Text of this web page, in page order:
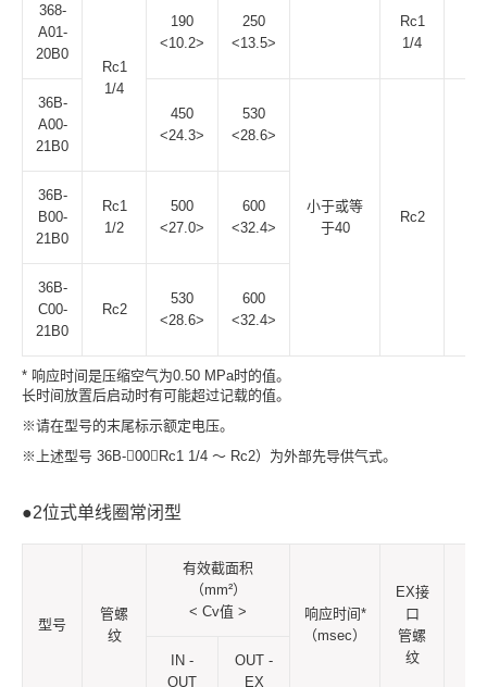
368-
A01-
20B0
Rc1
1/4
190
<10.2>
250
<13.5>
Rc1
1/4
36B-
A00-
21B0
450
<24.3>
530
<28.6>
小于或等
于40
Rc2
36B-
B00-
21B0
Rc1
1/2
500
<27.0>
600
<32.4>
36B-
C00-
21B0
Rc2
530
<28.6>
600
<32.4>
* 响应时间是压缩空气为0.50 MPa时的值。
长时间放置后启动时有可能超过记载的值。
※请在型号的末尾标示额定电压。
※上述型号 36B-00（Rc1 1/4 ～ Rc2）为外部先导供气式。
●2位式单线圈常闭型
型号
管螺
纹
有效截面积
（mm²）
< Cv值 >
响应时间*
（msec）
EX接
口
管螺
纹
IN -
OUT
OUT -
EX